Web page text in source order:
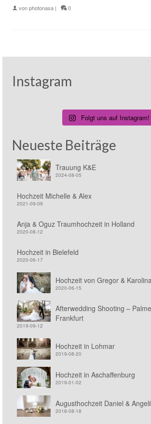
vonphotonasa | 0
Instagram
Folgt uns auf Instagram!
Neueste Beiträge
Trauung K&E
2024-08-05
Hochzeit Michelle & Alex
2021-09-09
Anja & Oguz Traumhochzeit in Holland
2020-08-12
Hochzeit in Bielefeld
2020-06-17
Hochzeit von Gregor & Karolina
2020-06-15
Afterwedding Shooting –
Frankfurt
2019-09-12
Hochzeit in Lohmar
2019-08-20
Hochzeit in Aschaffenburg
2019-01-02
Augusthochzeit Daniel &
2018-08-18